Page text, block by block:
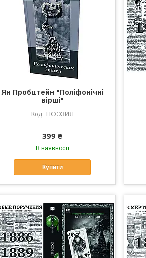
Ян Пробштейн "Поліфонічні
вірші"
ПОЭЗИЯ
399 ₴
В наявності
Купити